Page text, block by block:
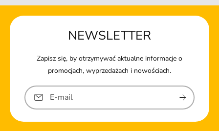
NEWSLETTER
Zapisz się, by otrzymywać aktualne informacje o
promocjach, wyprzedażach i nowościach.
E-mail